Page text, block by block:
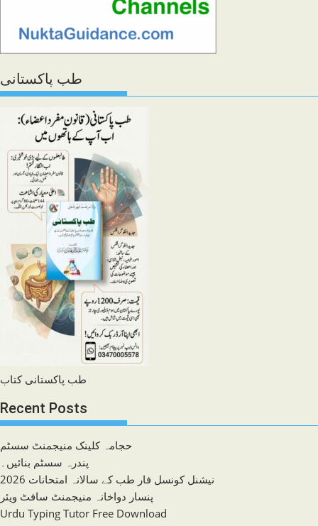
طب پاکستانی
طب پاکستانی کتاب
Recent Posts
حجامہ کلینک منیجمنٹ سسٹم
پندرہ سسٹم بنائیں۔
نیشنل کونسل فار طب کے سالانہ امتحانات 2026
پنسار دواخانہ منیجمنٹ سافٹ ویئر
Urdu Typing Tutor Free Download